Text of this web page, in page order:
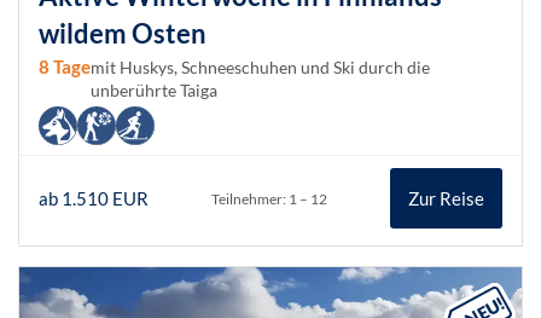
wildem Osten
8 Tagemit Huskys, Schneeschuhen und Ski durch die
unberührte Taiga
ab 1.510 EUR Teilnehmer: 1 – 12 Zur Reise